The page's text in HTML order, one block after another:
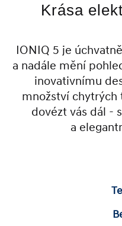
Krása
IONIQ 5 je
a nadále mění
inovativnímu
množství chytrých
dovézt vás dál -
a